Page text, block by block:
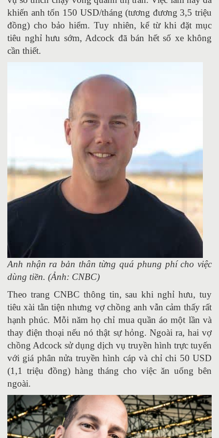
khiến anh tốn 150 USD/tháng (tương đương 3,5 triệu
đồng) cho bảo hiểm. Tuy nhiên, kể từ khi đặt mục
tiêu nghỉ hưu sớm, Adcock đã bán hết số xe không
cần thiết.
Anh nhận ra bản thân từng quá phung phí cho việc
dùng tiền. (Ảnh: CNBC)
Theo trang CNBC thông tin, sau khi nghỉ hưu, tuy
tiêu xài tằn tiện nhưng vợ chồng anh vẫn cảm thấy rất
hạnh phúc. Mỗi năm họ chỉ mua quần áo một lần và
thay điện thoại nếu nó thật sự hỏng. Ngoài ra, hai vợ
chồng Adcock sử dụng dịch vụ truyền hình trực tuyến
với giá phân nửa truyền hình cáp và chỉ chi 50 USD
(1,1 triệu đồng) hàng tháng cho việc ăn uống bên
ngoài.